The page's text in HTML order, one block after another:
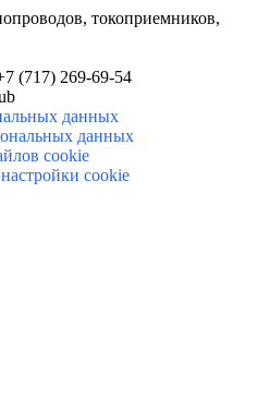
токоприемников,
(717) 269-69-54
данных
данных
cookie
cookie